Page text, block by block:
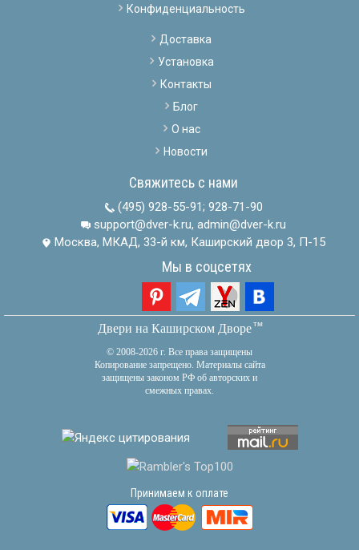
Конфиденциальность
Доставка
Установка
Контакты
Блог
О нас
Новости
Свяжитесь с нами
(495) 928-55-91; 928-71-90
support@dver-k.ru, admin@dver-k.ru
Москва, МКАД, 33-й км, Каширский двор 3, П-15
Мы в соцсетях
Двери на Каширском Дворетм
© 2008-2026 г. Все права защищены
Копирование запрещено. Материалы сайта
защищены законом РФ об авторских и
смежных правах.
Принимаем к оплате